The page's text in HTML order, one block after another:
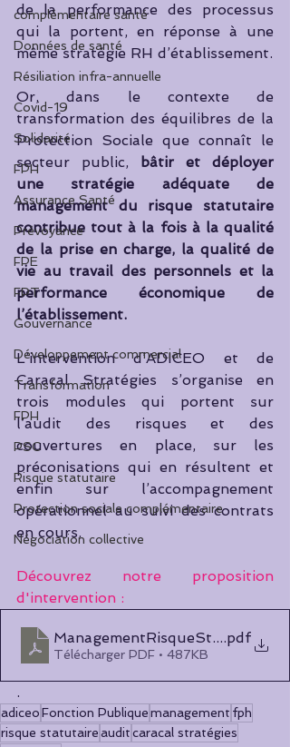
complémentaire santé
Données de santé
Résiliation infra-annuelle
Covid-19
Solidarité
FPH
Assurance Santé
Prévoyance
FPE
FPT
Gouvernance
Développement commercial
Transformation
FPH
PSC
Risque statutaire
Protection sociale complémentaire
Négociation collective
de la performance des processus
qui la portent, en réponse à une
même stratégie RH d’établissement.
Or, dans le contexte de
transformation des équilibres de la
Protection Sociale que connaît le
secteur public,
bâtir et déployer
une stratégie adéquate de
management du risque statutaire
contribue tout à la fois à la qualité
de la prise en charge, la qualité de
vie au travail des personnels et la
performance économique de
l’établissement.
L’intervention d’ADICEO et de
Caracal Stratégies s’organise en
trois modules qui portent sur
l’audit des risques et des
couvertures en place, sur les
préconisations qui en résultent et
enfin sur l’accompagnement
opérationnel au suivi des contrats
en cours.
Découvrez notre proposition
d'intervention :
.pdf
Télécharger PDF • 487KB
.
adiceoFonction Publiquemanagement fph
risque statutaireauditcaracal stratégies